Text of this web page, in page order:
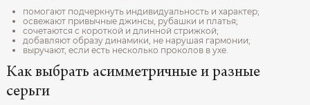
помогают подчеркнуть индивидуальность и характер;
освежают привычные джинсы, рубашки и платья;
сочетаются с короткой и длинной стрижкой;
добавляют образу динамики, не нарушая гармонии;
выручают, если есть несколько проколов в ухе.
Как выбрать асимметричные и разные
серьги